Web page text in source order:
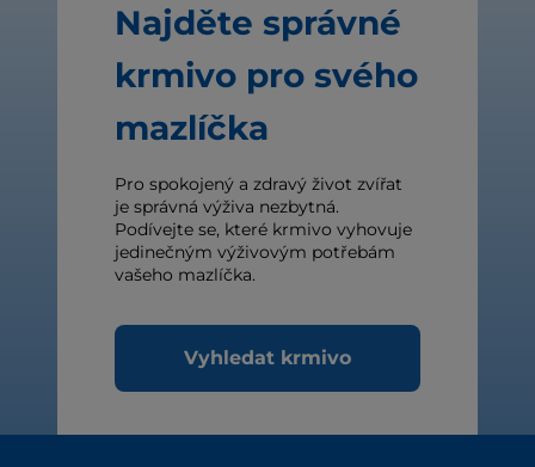
Najděte správné
krmivo pro svého
mazlíčka
Pro spokojený a zdravý život zvířat
je správná výživa nezbytná.
Podívejte se, které krmivo vyhovuje
jedinečným výživovým potřebám
vašeho mazlíčka.
Vyhledat krmivo